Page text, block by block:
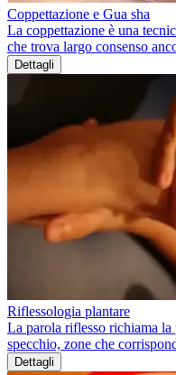
Coppettazione e Gua sha
La coppettazione è una
che trova largo consenso
Dettagli
Riflessologia plantare
La parola riflesso richiama
specchio, zone che
Dettagli